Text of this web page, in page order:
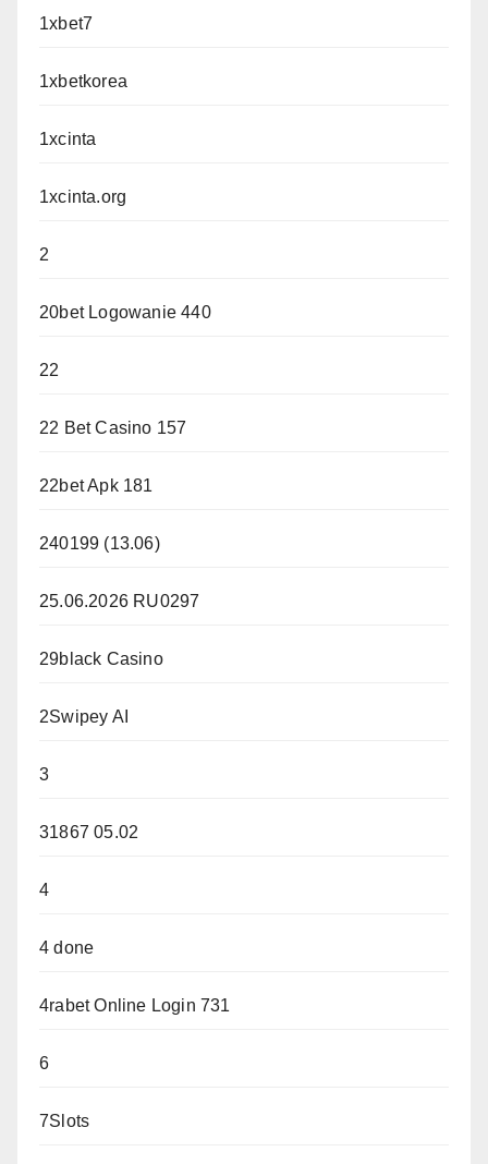
1xbet7
1xbetkorea
1xcinta
1xcinta.org
2
20bet Logowanie 440
22
22 Bet Casino 157
22bet Apk 181
240199 (13.06)
25.06.2026 RU0297
29black Casino
2Swipey AI
3
31867 05.02
4
4 done
4rabet Online Login 731
6
7Slots